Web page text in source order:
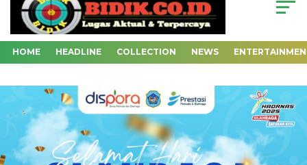
HOME HEADLINE COLLECTION NEWS